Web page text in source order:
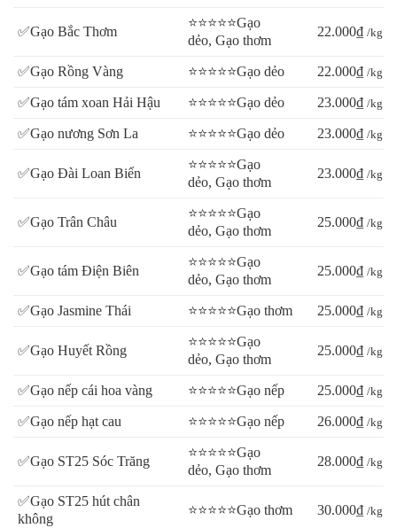
✅Gạo Bắc Thơm
⭐⭐⭐⭐⭐Gạo
dẻo, Gạo thơm
22.000₫ /kg
✅Gạo Rồng Vàng ⭐⭐⭐⭐⭐Gạo dẻo 22.000₫ /kg
✅Gạo tám xoan Hải Hậu ⭐⭐⭐⭐⭐Gạo dẻo 23.000₫ /kg
✅Gạo nương Sơn La ⭐⭐⭐⭐⭐Gạo dẻo 23.000₫ /kg
✅Gạo Đài Loan Biển
⭐⭐⭐⭐⭐Gạo
dẻo, Gạo thơm
23.000₫ /kg
✅Gạo Trân Châu
⭐⭐⭐⭐⭐Gạo
dẻo, Gạo thơm
25.000₫ /kg
✅Gạo tám Điện Biên
⭐⭐⭐⭐⭐Gạo
dẻo, Gạo thơm
25.000₫ /kg
✅Gạo Jasmine Thái ⭐⭐⭐⭐⭐Gạo thơm 25.000₫ /kg
✅Gạo Huyết Rồng
⭐⭐⭐⭐⭐Gạo
dẻo, Gạo thơm
25.000₫ /kg
✅Gạo nếp cái hoa vàng ⭐⭐⭐⭐⭐Gạo nếp 25.000₫ /kg
✅Gạo nếp hạt cau ⭐⭐⭐⭐⭐Gạo nếp 26.000₫ /kg
✅Gạo ST25 Sóc Trăng
⭐⭐⭐⭐⭐Gạo
dẻo, Gạo thơm
28.000₫ /kg
✅Gạo ST25 hút chân
không
⭐⭐⭐⭐⭐Gạo thơm 30.000₫ /kg